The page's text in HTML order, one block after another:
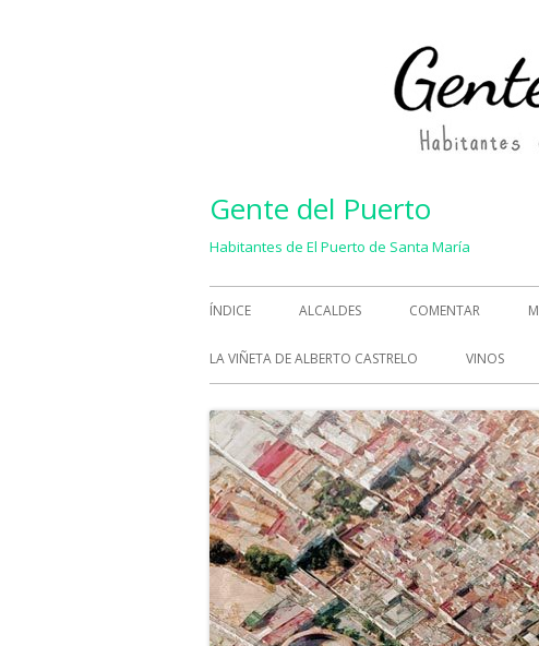
Gente del Puerto
Habitantes de El Puerto de Santa María
Menú
principal
ÍNDICE ALCALDES COMENTAR
LA VIÑETA DE ALBERTO CASTRELO VINOS